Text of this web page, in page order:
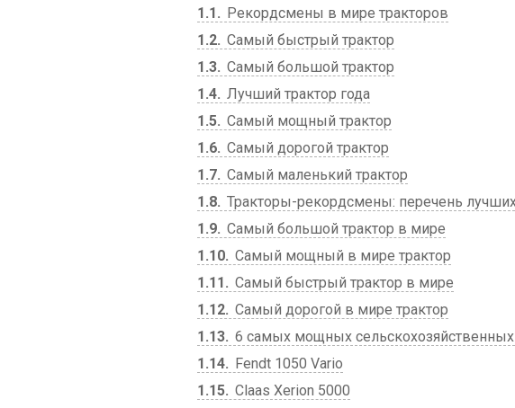
1.1
Рекордсмены в мире тракторов
1.2 Самый быстрый трактор
1.3 Самый большой трактор
1.4 Лучший трактор года
1.5 Самый мощный трактор
1.6 Самый дорогой трактор
1.7 Самый маленький трактор
1.8 Тракторы-рекордсмены: перечень
1.9 Самый большой трактор в мире
1.10 Самый мощный в мире трактор
1.11
Самый быстрый трактор в мире
1.12 Самый дорогой в мире трактор
1.13 6 самых мощных сельскохозяйственных
1.14
Fendt 1050 Vario
1.15 Claas Xerion 5000